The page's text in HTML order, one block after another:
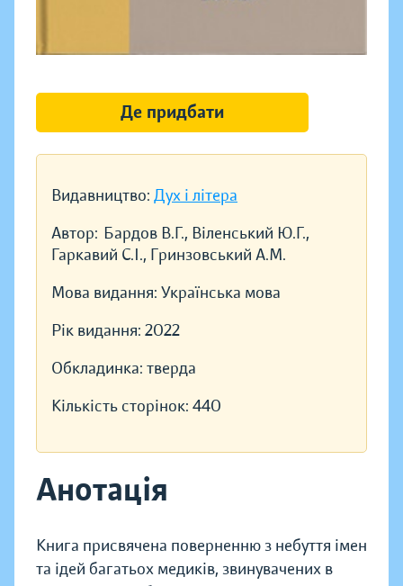
Видавництво: Дух і літера
Автор: Бардов В.Г., Віленський Ю.Г.,
Гаркавий С.І., Гринзовський А.М.
Мова видання: Українська мова
Рік видання: 2022
Обкладинка: тверда
Кількість сторінок: 440
Анотація
Книга присвячена поверненню з небуття імен
та ідей багатьох медиків, звинувачених в
Де придбати